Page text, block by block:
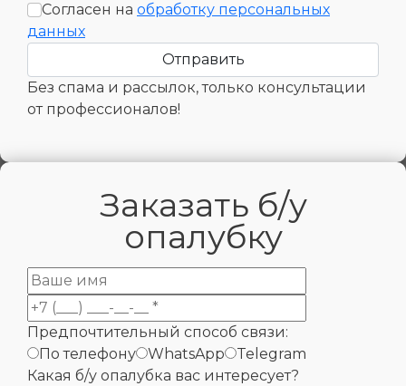
Согласен на обработку персональных
данных
Без спама и рассылок, только консультации
от профессионалов!
Заказать б/у
опалубку
Предпочтительный способ связи:
По телефону
WhatsApp
Telegram
Какая б/у опалубка вас интересует?